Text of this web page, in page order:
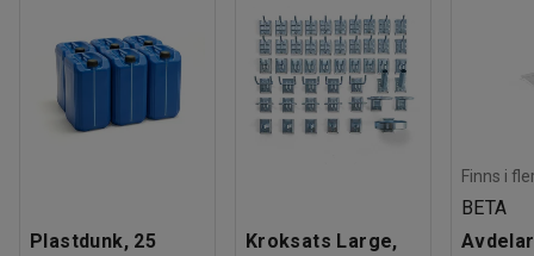
Plastdunk, 25
Kroksats Large,
Finns i
BETA